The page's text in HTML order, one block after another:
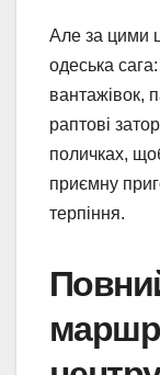
Але за цими
одеська
вантажівок,
раптові
поличках,
приємну
терпіння.